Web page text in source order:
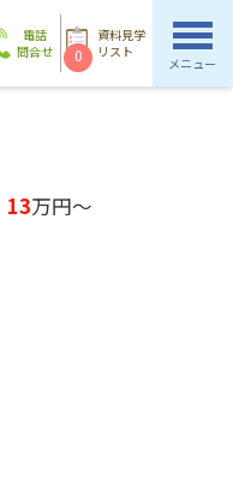
電話
問合せ
資料見学
リスト
0 メニュー
13万円～